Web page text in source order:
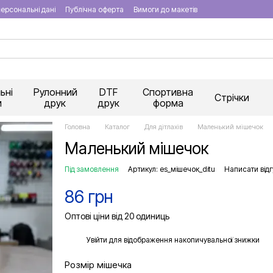
дані Публічна оферта Вимоги до макетів
Рулонний
друк
DTF
друк
Спортивна
форма
Стрічки
Головна Каталог Для дітлахів Маленький мішечок
Маленький мішечок
Під замовлення Артикул: es_мішечок_ditu Написати
86 грн
Оптові ціни від 20 одиниць
Увійти для відображення накопичувальної знижки
Розмір мішечка